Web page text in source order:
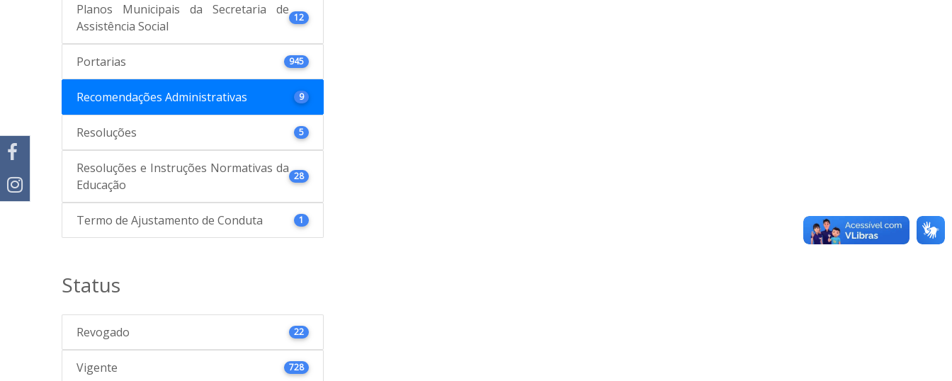
Planos Municipais da Secretaria de
Assistência Social
12
Portarias 945
Recomendações Administrativas 9
Resoluções 5
Resoluções e Instruções Normativas da
Educação
28
Termo de Ajustamento de Conduta 1
Status
Revogado 22
Vigente 728